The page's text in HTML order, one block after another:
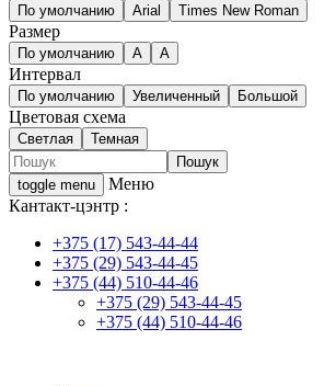
По умолчанию Arial Times New Roman
Размер
По умолчанию A A
Интервал
По умолчанию Увеличенный Большой
Цветовая схема
Светлая Темная
toggle menu
Меню
Кантакт-цэнтр :
+375 (17) 543-44-44
+375 (29) 543-44-45
+375 (44) 510-44-46
+375 (29) 543-44-45
+375 (44) 510-44-46